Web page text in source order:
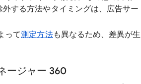
する方法やタイミングは、広告サー
って測定方法も異なるため、差異が生
ージャー 360